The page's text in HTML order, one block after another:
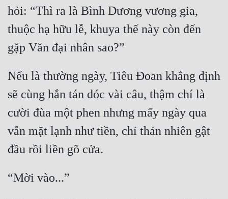
hỏi: “Thì ra là Bình Dương vương gia,
thuộc hạ hữu lễ, khuya thế này còn đến
Nếu là thường ngày, Tiêu Đoan khẳng định
sẽ cùng hắn tán dóc vài câu, thậm chí là
cười đùa một phen nhưng mấy ngày qua
vẫn mặt lạnh như tiền, chỉ thản nhiên gật